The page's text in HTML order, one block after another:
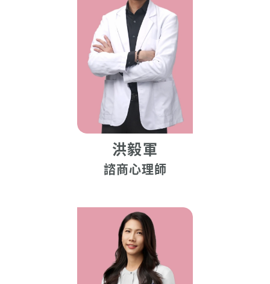
洪毅軍
諮商心理師